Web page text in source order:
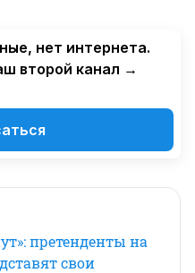
нет интернета.
второй канал →
претенденты на
свои